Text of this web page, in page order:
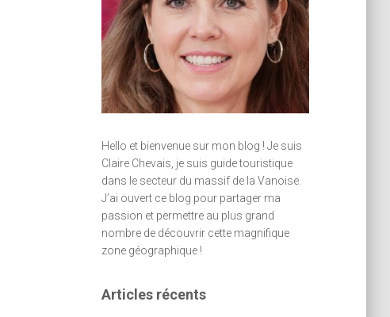
Hello et bienvenue sur mon blog ! Je suis
Claire Chevais, je suis guide touristique
dans le secteur du massif de la Vanoise.
J’ai ouvert ce blog pour partager ma
passion et permettre au plus grand
nombre de découvrir cette magnifique
zone géographique !
Articles récents